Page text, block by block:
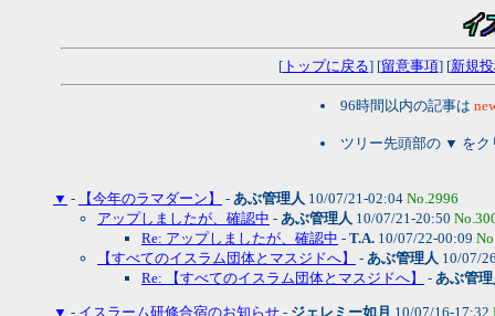
[トップに戻る] [留意事項] [新規
96時間以内の記事は
ツリー先頭部の ▼ をク
▼ - 【今年のラマダーン】 - あぶ管理人 10/07/21-02:04 No.2996
アップしましたが、確認中 - あぶ管理人 10/07/21-20:50
Re: アップしましたが、確認中 - T.A. 10/07/22-00:09
【すべてのイスラム団体とマスジドへ】
- あぶ管理人 10/07/
Re: 【すべてのイスラム団体とマスジドへ】
- あぶ管
▼ - イスラーム研修合宿のお知らせ - ジェレミー如月 10/07/16-17:32